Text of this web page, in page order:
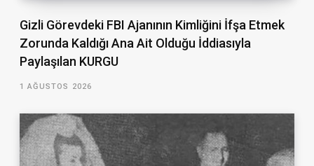
Gizli Görevdeki FBI Ajanının Kimliğini İfşa Etmek
Zorunda Kaldığı Ana Ait Olduğu İddiasıyla
Paylaşılan KURGU
1 AĞUSTOS 2026